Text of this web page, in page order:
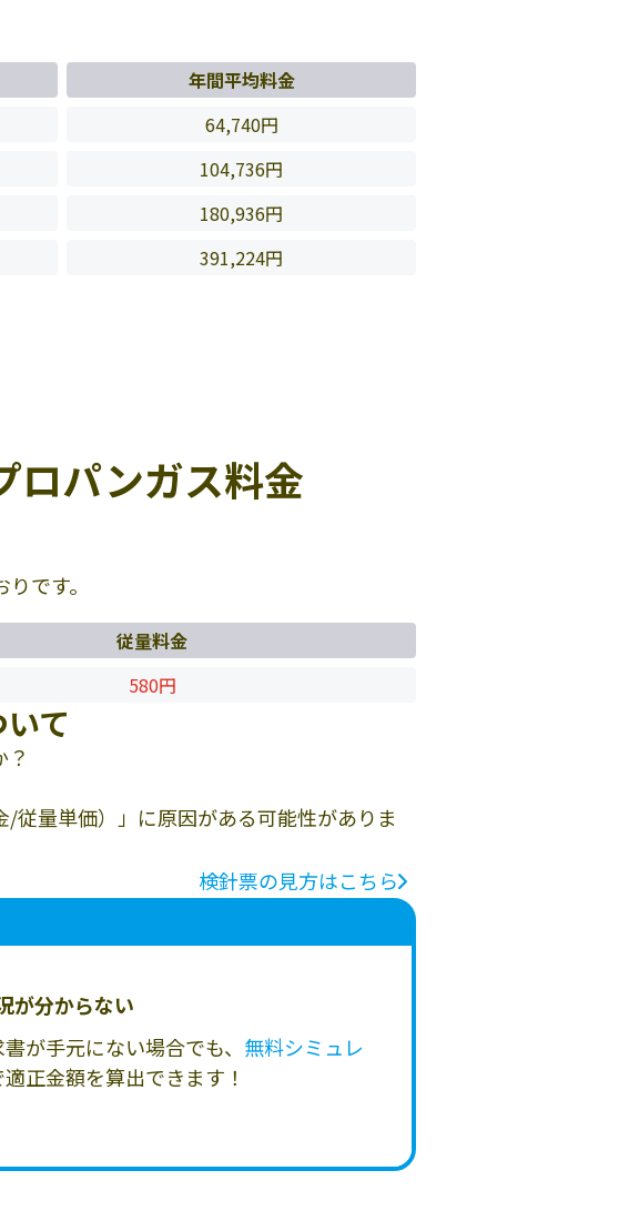
年間平均料金
64,740円
104,736円
180,936円
391,224円
ロパンガス料金
です。
従量料金
580円
て
従量単価）」に原因がある可能性がありま
検針票の見方はこちら
が分からない
が手元にない場合でも、 無料シミュレ
適正金額を算出できます！